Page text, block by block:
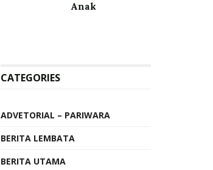
Anak
CATEGORIES
ADVETORIAL – PARIWARA
BERITA LEMBATA
BERITA UTAMA